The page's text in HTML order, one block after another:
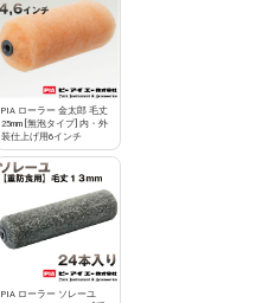
PIA ローラー 金太郎 毛丈
25mm [無泡タイプ] 内・外
装仕上げ用6インチ
PIA ローラー ソレーユ